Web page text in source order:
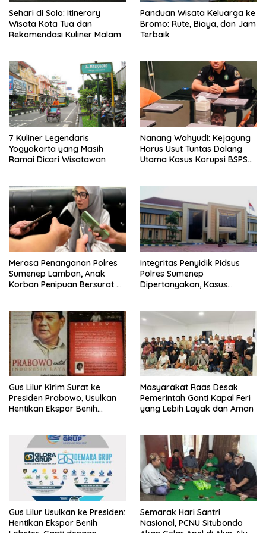
Sehari di Solo: Itinerary
Wisata Kota Tua dan
Rekomendasi Kuliner Malam
Panduan Wisata Keluarga ke
Bromo: Rute, Biaya, dan Jam
Terbaik
7 Kuliner Legendaris
Yogyakarta yang Masih
Ramai Dicari Wisatawan
Nanang Wahyudi: Kejagung
Harus Usut Tuntas Dalang
Utama Kasus Korupsi BSPS
Merasa Penanganan Polres
Sumenep Lamban, Anak
Korban Penipuan Bersurat ke
Integritas Penyidik Pidsus
Polres Sumenep
Dipertanyakan, Kasus
Kepastian
Gus Lilur Kirim Surat ke
Presiden Prabowo, Usulkan
Hentikan Ekspor Benih
Masyarakat Raas Desak
Pemerintah Ganti Kapal Feri
yang Lebih Layak dan Aman
Gus Lilur Usulkan ke Presiden:
Hentikan Ekspor Benih
Semarak Hari Santri
Nasional, PCNU Situbondo